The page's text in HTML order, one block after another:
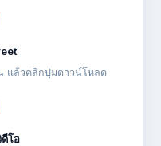
แล้วคลิกปุ่มดาวน์โหลด
โอ